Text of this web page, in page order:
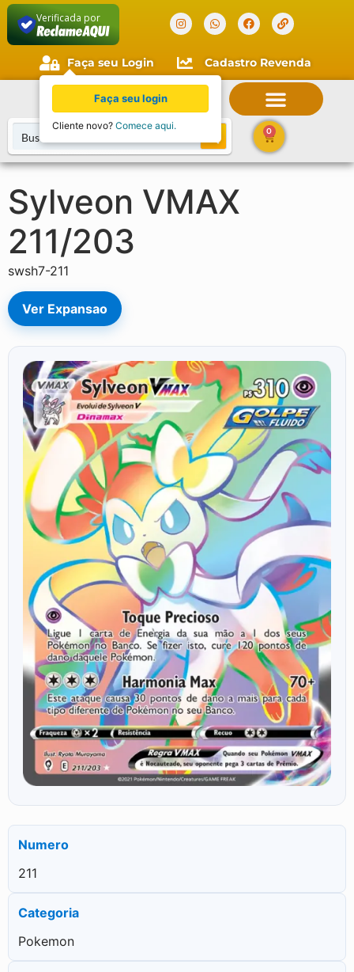
Verificada por
Faça seu Login Cadastro Revenda
0
Sylveon VMAX
211/203
swsh7-211
Ver Expansao
Numero
211
Categoria
Pokemon
Faça seu login
Cliente novo? Comece aqui.